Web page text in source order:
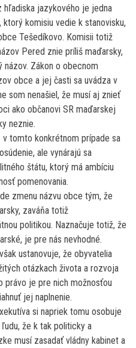
hľadiska jazykového je jedna
komisiu vedie k stanovisku,
Tešedíkovo. Komisii totiž
Pered znie príliš maďarsky,
názov. Zákon o obecnom
obce a jej časti sa uvádza v
som nenašiel, že musí aj znieť
ako občanovi SR maďarskej
neznie.
v tomto konkrétnom prípade sa
ale vynárajú sa
štátu, ktorý má ambíciu
pomenovania.
zmenu názvu obce tým, že
zaváňa totiž
politikou. Naznačuje totiž, že
je pre nás nevhodné.
ustanovuje, že obyvatelia
otázkach života a rozvoja
je pre nich možnosťou
jej naplnenie.
si napriek tomu osobuje
že k tak politicky a
musí zasadať vládny kabinet a